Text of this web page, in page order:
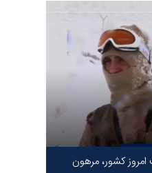
کشور، مرهون